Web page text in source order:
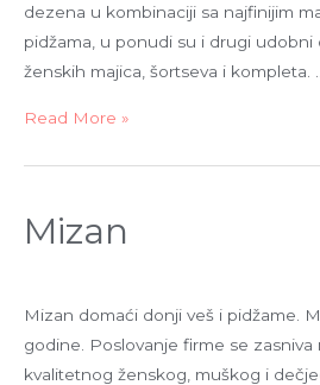
dezena u kombinaciji sa najfinijim
pidžama, u ponudi su i drugi
ženskih majica, šortseva i kompleta. …
Read More »
Mizan
Mizan domaći donji veš i pidžame.
godine. Poslovanje firme se zasniva
kvalitetnog ženskog, muškog i